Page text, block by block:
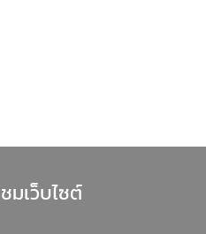
มเว็บไซต์